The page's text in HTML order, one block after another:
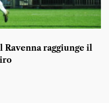
raggiunge il